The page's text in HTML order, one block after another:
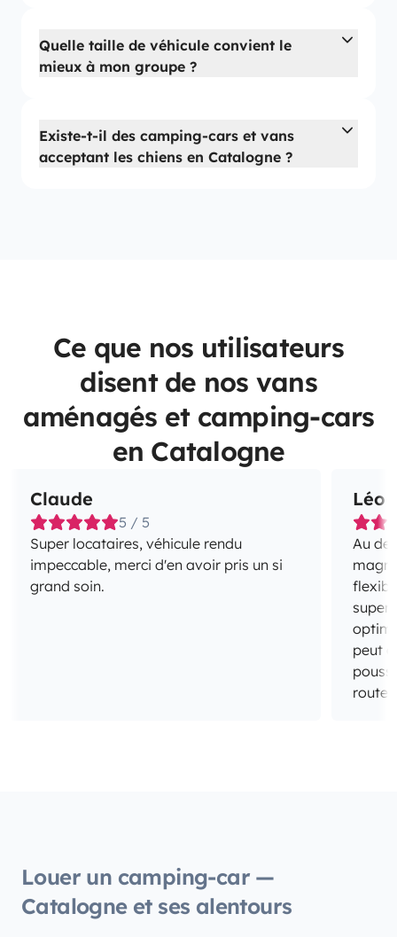
Quelle taille de véhicule convient le
mieux à mon groupe ?
Existe-t-il des camping-cars et vans
acceptant les chiens en Catalogne ?
Ce que nos utilisateurs
disent de nos vans
aménagés et camping-cars
en Catalogne
Claude
5 / 5
Super locataires, véhicule rendu
impeccable, merci d'en avoir pris un si
grand soin.
Léo
Au
magnifique :) Un
super
peut
route
Louer un camping-car —
Catalogne et ses alentours